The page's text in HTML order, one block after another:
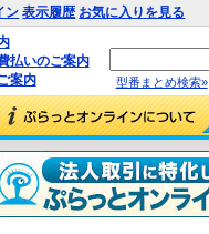
ン 表示履歴 お気に入りを見る
払いのご案内
案内
型番まとめ検索»